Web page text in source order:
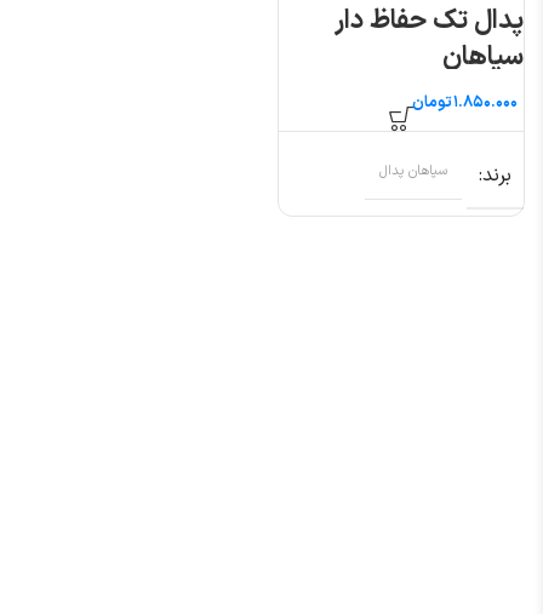
پدال تک حفاظ دار
سپاهان
تومان
برند سپاهان پدال